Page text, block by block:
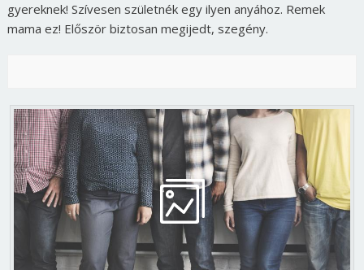
gyereknek! Szívesen születnék egy ilyen anyához. Remek
mama ez! Először biztosan megijedt, szegény.